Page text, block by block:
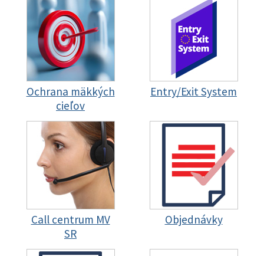
Ochrana mäkkých
cieľov
Entry/Exit System
Call centrum MV
SR
Objednávky